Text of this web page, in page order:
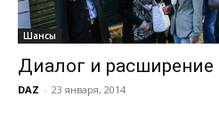
Шансы
Диалог и расширение
DAZ - 23 января, 2014